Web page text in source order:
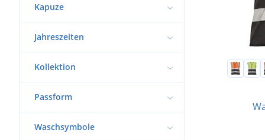
Kapuze
Jahreszeiten
Kollektion
Passform
Waschsymbole